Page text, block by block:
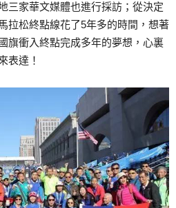
三家華文媒體也進行採訪；從決定
拉松終點線花了5年多的時間，想著
旗衝入終點完成多年的夢想，心裏
表達！